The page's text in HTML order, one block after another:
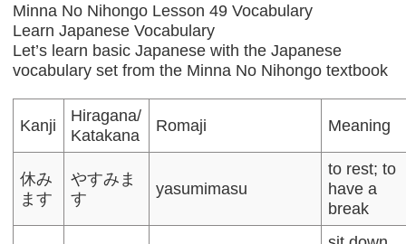
Minna No Nihongo Lesson 49 Vocabulary
Learn Japanese Vocabulary
Let’s learn basic Japanese with the Japanese
vocabulary set from the Minna No Nihongo textbook
Kanji
Hiragana/
Katakana
Romaji Meaning
休み
ます
やすみま
す
yasumimasu
to rest; to
have a
break